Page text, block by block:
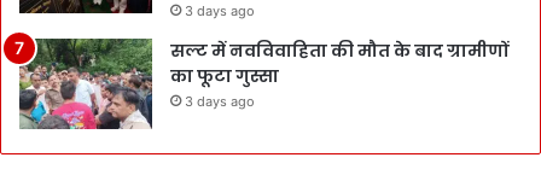
3 days ago
सल्ट में नवविवाहिता की मौत के बाद ग्रामीणों
का फूटा गुस्सा
3 days ago